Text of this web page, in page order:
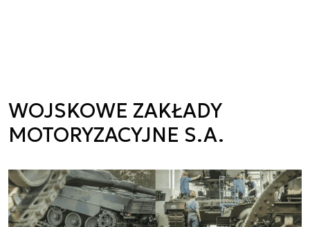
WOJSKOWE ZAKŁADY
MOTORYZACYJNE S.A.